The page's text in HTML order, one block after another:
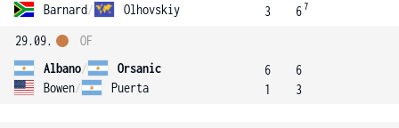
Barnard/ Olhovskiy
3
67
29.09.
Albano/
Orsanic
Bowen/ Puerta
OF
6
1
6
3